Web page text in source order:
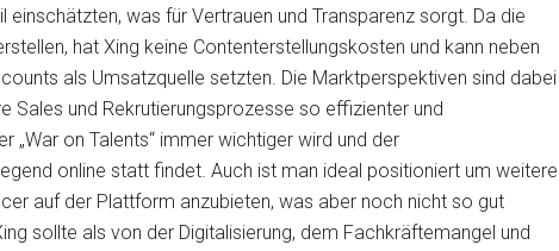
einschätzten, was für Vertrauen und Transparenz sorgt. Da die
hat Xing keine Contenterstellungskosten und kann neben
als Umsatzquelle setzten. Die Marktperspektiven sind dabei
Sales und Rekrutierungsprozesse so effizienter und
„War on Talents“ immer wichtiger wird und der
online statt findet. Auch ist man ideal positioniert um weitere
auf der Plattform anzubieten, was aber noch nicht so gut
sollte als von der Digitalisierung, dem Fachkräftemangel und